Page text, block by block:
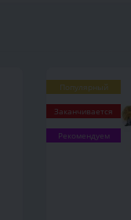
Популярный
Заканчивается
Рекомендуем